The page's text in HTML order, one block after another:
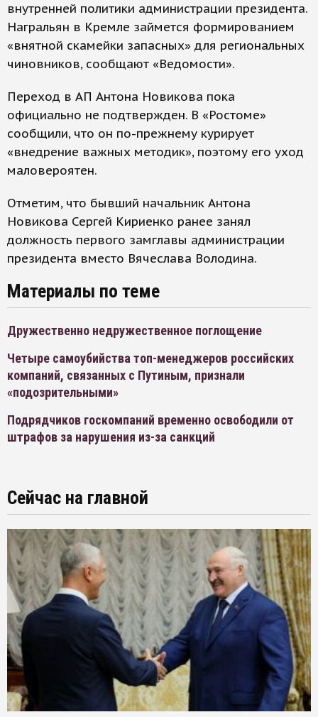
внутренней политики администрации президента.
Награльян в Кремле займется формированием
«внятной скамейки запасных» для региональных
чиновников, сообщают «Ведомости».
Переход в АП Антона Новикова пока
официально не подтвержден. В «Ростоме»
сообщили, что он по-прежнему курирует
«внедрение важных методик», поэтому его уход
маловероятен.
Отметим, что бывший начальник Антона
Новикова Сергей Кириенко ранее занял
должность первого замглавы администрации
президента вместо Вячеслава Володина.
Материалы по теме
Дружественно недружественное поглощение
Четыре самоубийства топ-менеджеров российских
компаний, связанных с Путиным, признали
«подозрительными»
Подрядчиков госкомпаний временно освободили от
штрафов за нарушения из-за санкций
Сейчас на главной